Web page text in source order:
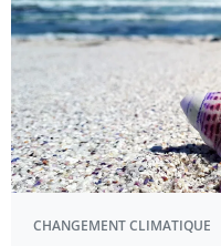
CHANGEMENT CLIMATIQUE